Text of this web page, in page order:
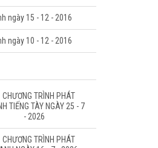
ngày 15 - 12 - 2016
ngày 10 - 12 - 2016
CHƯƠNG TRÌNH PHÁT
TIẾNG TÀY NGÀY 25 - 7
- 2026
CHƯƠNG TRÌNH PHÁT